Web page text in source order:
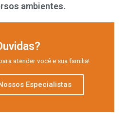
ambientes.
atender você e sua familia!
Especialistas